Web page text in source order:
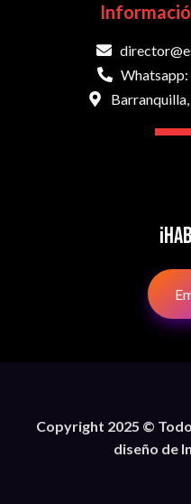
Copyright 2025 ©
diseño de